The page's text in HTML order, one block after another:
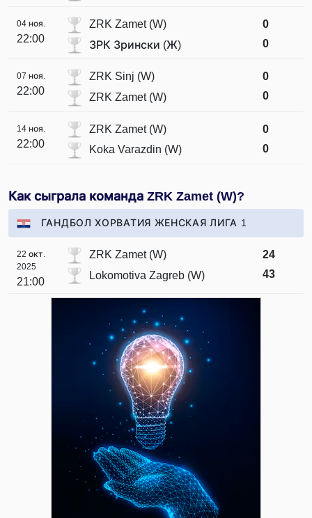
04 ноя.
22:00
ZRK Zamet (W)
ЗРК Зрински (Ж)
0
0
07 ноя.
22:00
ZRK Sinj (W)
ZRK Zamet (W)
0
0
14 ноя.
22:00
ZRK Zamet (W)
Koka Varazdin (W)
0
0
Как сыграла команда ZRK Zamet (W)?
ГАНДБОЛ ХОРВАТИЯ ЖЕНСКАЯ ЛИГА 1
22 окт.
2025
21:00
ZRK Zamet (W)
Lokomotiva Zagreb (W)
24
43